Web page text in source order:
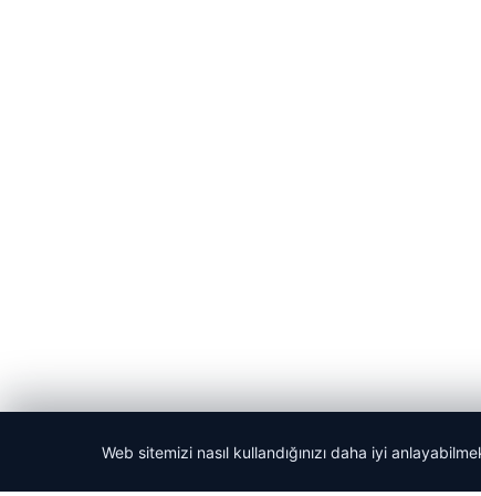
Web sitemizi nasıl kullandığınızı daha iyi